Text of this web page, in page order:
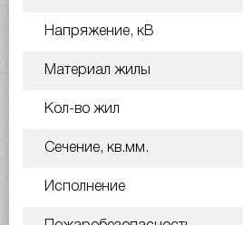
Напряжение, кВ
Материал жилы
Кол-во жил
Сечение, кв.мм.
Исполнение